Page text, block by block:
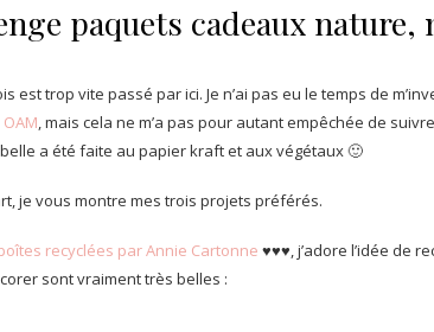
paquets cadeaux nature,
est trop vite passé par ici. Je n’ai pas eu le temps de
, mais cela ne m’a pas pour autant empêchée de
a été faite au papier kraft et aux végétaux 🙂
je vous montre mes trois projets préférés.
recyclées par Annie Cartonne ♥♥♥, j’adore l’idée de
sont vraiment très belles :